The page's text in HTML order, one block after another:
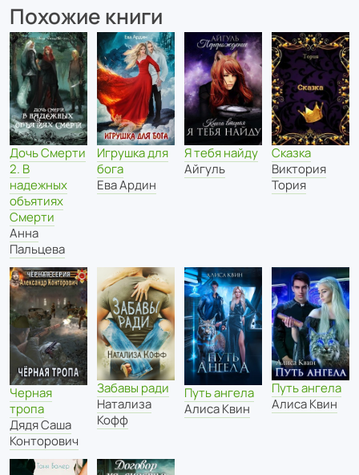
Похожие книги
Дочь Смерти
2. В
надежных
объятиях
Смерти
Анна
Пальцева
Игрушка для
бога
Ева Ардин
Я тебя найду
Айгуль
Сказка
Виктория
Тория
Черная
тропа
Дядя Саша
Конторович
Забавы ради
Натализа
Кофф
Путь ангела
Алиса Квин
Путь ангела
Алиса Квин